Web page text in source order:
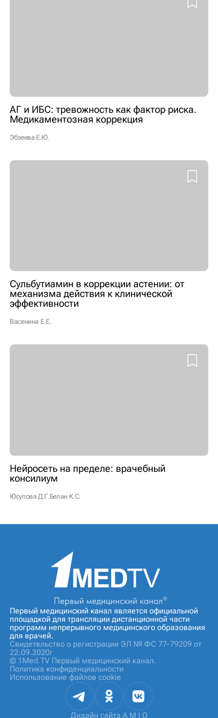
АГ и ИБС: тревожность как фактор риска.
Медикаментозная коррекция
Эбзеева Е.Ю.
Сульбутиамин в коррекции астении: от
механизма действия к клинической
эффективности
Васенина Е.Е.
Нейросеть на пределе: врачебный
консилиум
Юсупова Д.Г.Белан К.С.
Первый медицинский канал является официальной
площадкой для трансляции дистанционной части
программ непрерывного медицинского образования
для врачей.
Свидетельство о регистрации ЭЛ № ФС 77-79209 от
22.09.2020г
© 1Med.TV Первый медицинский канал.
Политика конфиденциальности
Использование файлов cookie
Дизайн сайта A M I O